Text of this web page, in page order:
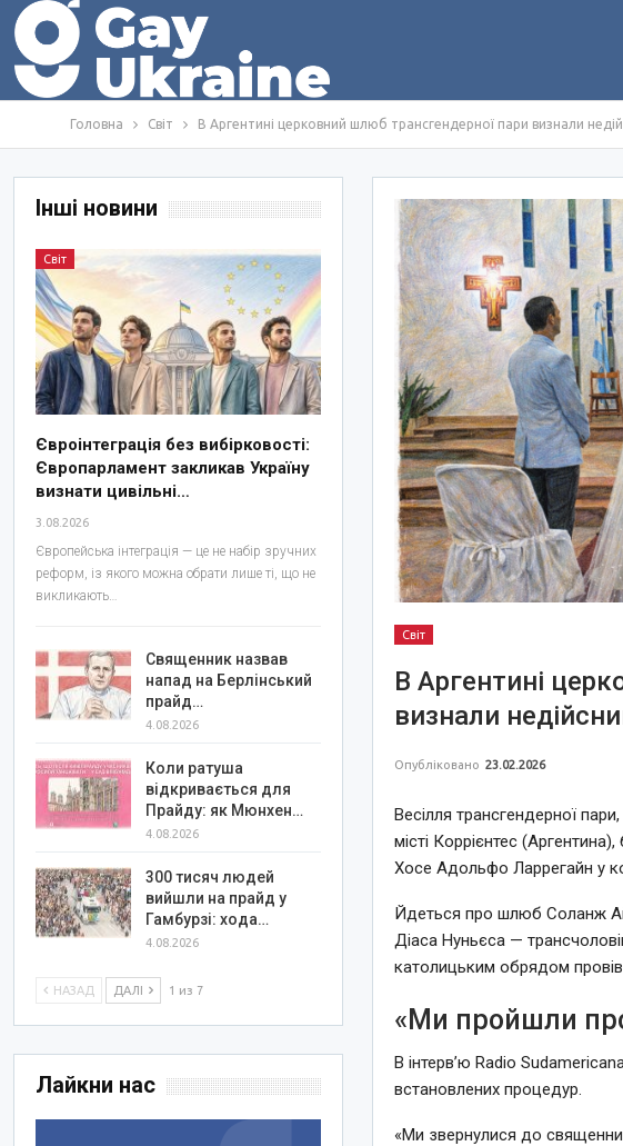
Головна Світ В Аргентині церковний шлюб трансгендерної пари визнали
Світ
В Аргентині
визнали
Опубліковано 23.02.2026
Весілля трансгендерної
місті Коррієнтес
Хосе Адольфо Ларрегайн у
Йдеться про шлюб Соланж
Діаса Нуньєса —
католицьким обрядом
«Ми пройшли
В інтерв’ю Radio
встановлених процедур.
«Ми звернулися до
Інші новини
Світ
Євроінтеграція без вибірковості:
Європарламент закликав Україну
визнати цивільні…
3.08.2026
Європейська інтеграція — це не набір зручних
реформ, із якого можна обрати лише ті, що не
викликають…
Священник назвав
напад на Берлінський
прайд…
4.08.2026
Коли ратуша
відкривається для
Прайду: як Мюнхен…
4.08.2026
300 тисяч людей
вийшли на прайд у
Гамбурзі: хода…
4.08.2026
НАЗАД ДАЛІ 1 из 7
Лайкни нас